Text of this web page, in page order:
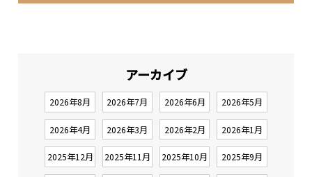
アーカイブ
2026年8月 2026年7月 2026年6月 2026年5月
2026年4月 2026年3月 2026年2月 2026年1月
2025年12月 2025年11月 2025年10月 2025年9月